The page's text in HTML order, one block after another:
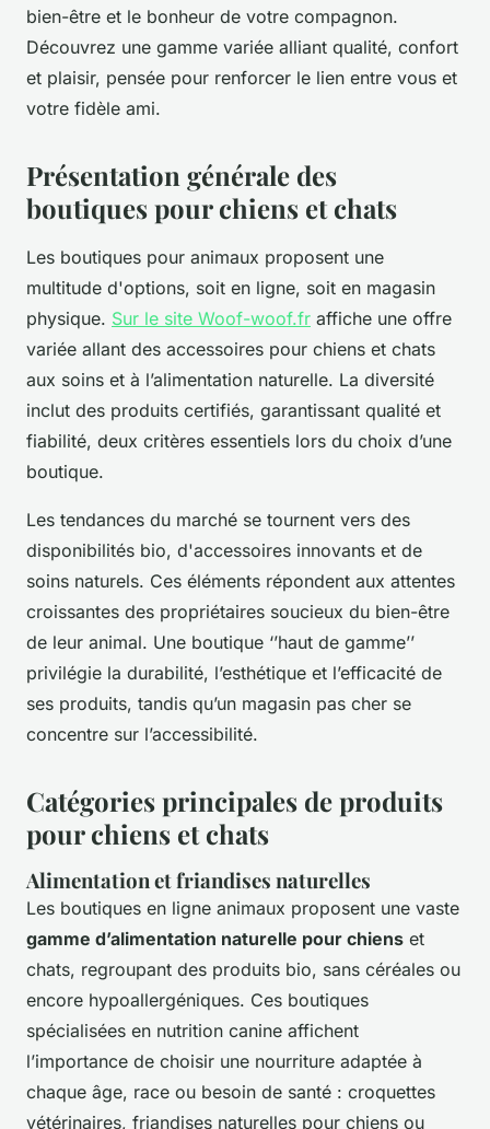
bien-être et le bonheur de votre compagnon.
Découvrez une gamme variée alliant qualité, confort
et plaisir, pensée pour renforcer le lien entre vous et
votre fidèle ami.
Présentation générale des
boutiques pour chiens et chats
Les boutiques pour animaux proposent une
multitude d'options, soit en ligne, soit en magasin
physique. Sur le site Woof-woof.fr affiche une offre
variée allant des accessoires pour chiens et chats
aux soins et à l’alimentation naturelle. La diversité
inclut des produits certifiés, garantissant qualité et
fiabilité, deux critères essentiels lors du choix d’une
boutique.
Les tendances du marché se tournent vers des
disponibilités bio, d'accessoires innovants et de
soins naturels. Ces éléments répondent aux attentes
croissantes des propriétaires soucieux du bien-être
de leur animal. Une boutique ‘’haut de gamme’’
privilégie la durabilité, l’esthétique et l’efficacité de
ses produits, tandis qu’un magasin pas cher se
concentre sur l’accessibilité.
Catégories principales de produits
pour chiens et chats
Alimentation et friandises naturelles
Les boutiques en ligne animaux proposent une vaste
gamme d’alimentation naturelle pour chiens et
chats, regroupant des produits bio, sans céréales ou
encore hypoallergéniques. Ces boutiques
spécialisées en nutrition canine affichent
l’importance de choisir une nourriture adaptée à
chaque âge, race ou besoin de santé : croquettes
vétérinaires, friandises naturelles pour chiens ou